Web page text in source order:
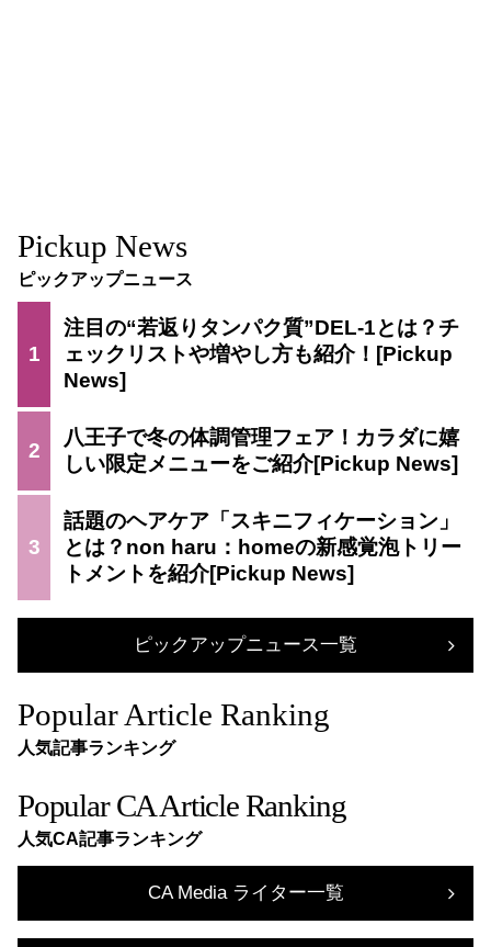
Pickup News
ピックアップニュース
1
注目の“若返りタンパク質”DEL-1とは？チ
ェックリストや増やし方も紹介！
2
八王子で冬の体調管理フェア！カラダに嬉
しい限定メニューをご紹介
3
話題のヘアケア「スキニフィケーション」
とは？non haru：homeの新感覚泡トリー
トメントを紹介
ピックアップニュース一覧
Popular Article Ranking
人気記事ランキング
Popular CA Article Ranking
人気CA記事ランキング
CA Media ライター一覧